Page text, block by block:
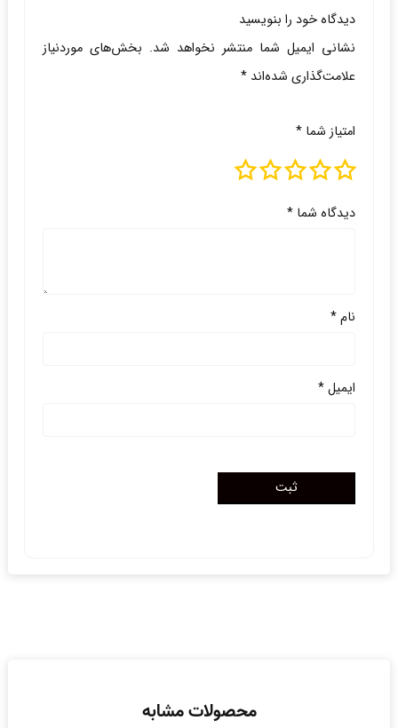
دیدگاه خود را بنویسید
نشانی ایمیل شما منتشر نخواهد شد. بخش‌های موردنیاز
علامت‌گذاری شده‌اند *
امتیاز شما *
دیدگاه شما *
نام*
ایمیل*
محصولات مشابه